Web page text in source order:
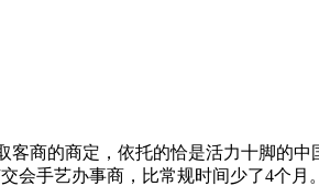
的商定，依托的恰是活力十脚的中
手艺办事商，比常规时间少了4个